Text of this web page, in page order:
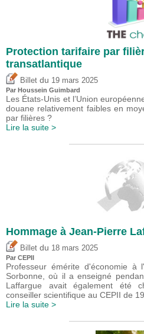
Protection tarifaire par
transatlantique
Billet du 19 mars 2025
Par Houssein Guimbard
Les États-Unis et l’Union
douane relativement faibles en
par filières ?
Lire la suite >
Hommage à Jean-Pierre
Billet du 18 mars 2025
Par CEPII
Professeur émérite d'économie à
Sorbonne, où il a enseigné
Laffargue avait également été
conseiller scientifique au CEPII de
Lire la suite >